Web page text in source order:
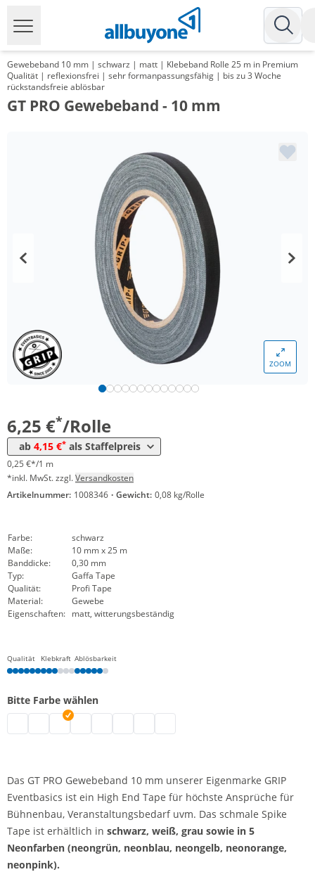
Gewebeband 10 mm | schwarz | matt | Klebeband Rolle 25 m in Premium
Qualität | reflexionsfrei | sehr formanpassungsfähig | bis zu 3 Woche
rückstandsfreie ablösbar
GT PRO Gewebeband - 10 mm
ZOOM
6,25 €*/Rolle
ab 4,15 €* als Staffelpreis
Menge Preis
ab 60 Rollen 4,57 € 0,18 €*/1m
0,25 €*/1 m
*inkl. MwSt. zzgl.Versandkosten
Artikelnummer: 1008346 · Gewicht: 0,08 kg/Rolle
Farbe:
schwarz
Maße:
10 mm x 25 m
Banddicke:
0,30 mm
Typ:
Gaffa Tape
Qualität:
Profi Tape
Material:
Gewebe
Eigenschaften: matt, witterungsbeständig
Qualität Klebkraft Ablösbarkeit
Bitte Farbe wählen
Gewebeband 10 mm | neongrün
Gewebeband 10 mm | grau
Gewebeband 10 mm | schwarz
Gewebeband 10 mm | weiß
Das GT PRO Gewebeband 10 mm unserer Eigenmarke GRIP
Eventbasics ist ein High End Tape für höchste Ansprüche für
Bühnenbau, Veranstaltungsbedarf uvm. Das schmale Spike
Tape ist erhältlich in schwarz, weiß, grau sowie in 5
Neonfarben (neongrün, neonblau, neongelb, neonorange,
neonpink).